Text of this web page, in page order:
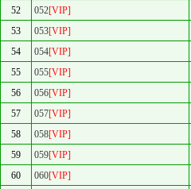
52
052[VIP]
53
053[VIP]
54
054[VIP]
55
055[VIP]
56
056[VIP]
57
057[VIP]
58
058[VIP]
59
059[VIP]
60
060[VIP]